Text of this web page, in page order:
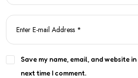
Save my name, email, and website
next time I comment.